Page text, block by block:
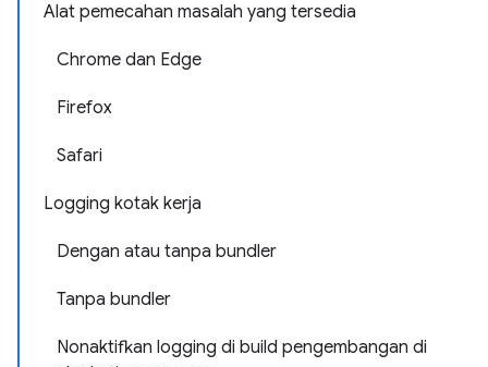
Alat pemecahan masalah yang tersedia
Chrome dan Edge
Firefox
Safari
Logging kotak kerja
Dengan atau tanpa bundler
Tanpa bundler
Nonaktifkan logging di build pengembangan di